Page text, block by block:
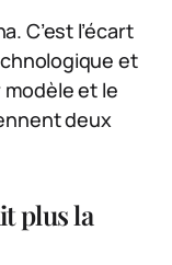
C’est l’écart
et
et le
deux
plus la